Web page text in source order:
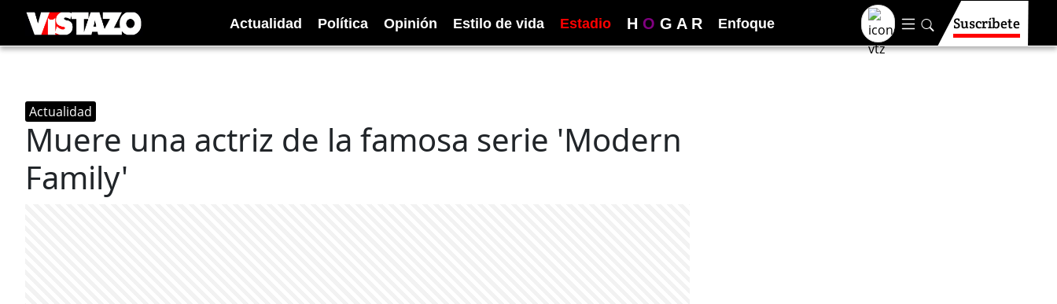
Actualidad Política Opinión Estilo de vida Estadio H O G A R Enfoque Suscríbete
Actualidad
Muere una actriz de la famosa serie 'Modern
Family'